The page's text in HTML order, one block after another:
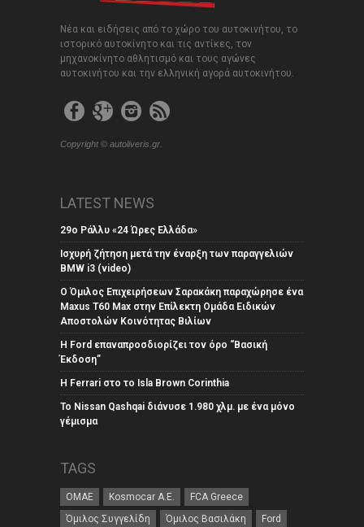
Νέα και ειδήσεις από το χώρο του αυτοκινήτου, το
ιστορικό αυτοκίνητο και τις αντίκες, τον
μηχανοκίνητο αθλητισμό και τους αγώνες
αυτοκινήτου και την ελληνική αγορά αυτοκινήτου.
Copyright © autoliveris.gr.
LATEST NEWS
29ο Ράλλυ «24 Ώρες Ελλάδα»
Ισχυρή ζήτηση μετά την έναρξη των παραγγελιών
BMW i3 (video)
Ο Όμιλος Επιχειρήσεων Σαρακάκη παραχώρησε ένα
Maxus T60 Max στην Επίλεκτη Ομάδα Ειδικών
Αποστολών Κοινότητας Βιλίων
Η Ford επαναπροσδιορίζει τον όρο “Βασική
Έκδοση”
Η Ferrari στο το Isla Brown Corinthia
Το Nissan Qashqai διάνυσε 1.980 χλμ. με ένα μόνο
γέμισμα
TAGS
ΟΜΑΕ Kosmocar Α.Ε.
FCA Greece
Όμιλος Συγγελίδη
Όμιλος Βασιλάκη Ford